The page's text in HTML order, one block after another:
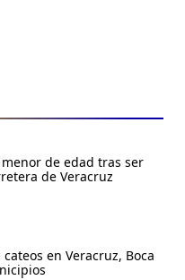
de edad tras ser
de Veracruz
en Veracruz, Boca